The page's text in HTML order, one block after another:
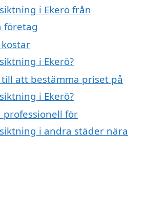
i Ekerö från
företag
i Ekerö?
att bestämma priset på
i Ekerö?
professionell för
i andra städer nära